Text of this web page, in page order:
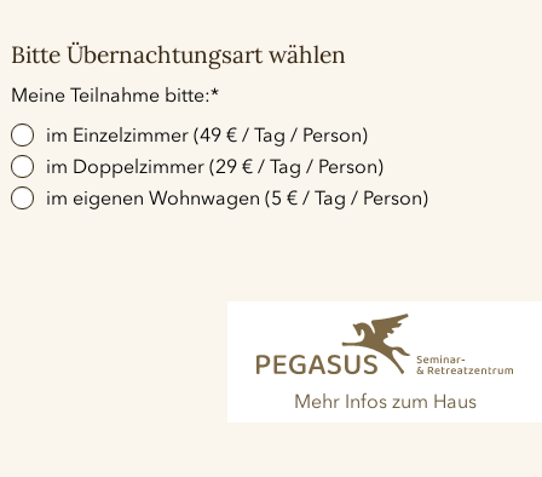
Bitte Übernachtungsart wählen
Pflichtfeld
Meine Teilnahme bitte:*
im Einzelzimmer (49 € / Tag / Person)
im Doppelzimmer (29 € / Tag / Person)
im eigenen Wohnwagen (5 € / Tag / Person)
Mehr Infos zum Haus